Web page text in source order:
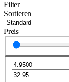
Filter
Sortieren
Preis